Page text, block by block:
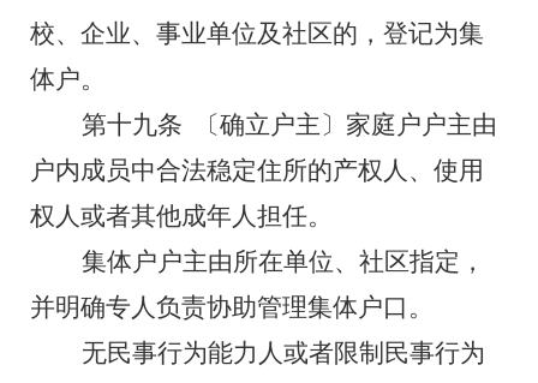
校、企业、事业单位及社区的，登记为集
体户。
第十九条
〔确立户主〕家庭户户主由
户内成员中合法稳定住所的产权人、使用
权人或者其他成年人担任。
集体户户主由所在单位、社区指定，
并明确专人负责协助管理集体户口。
无民事行为能力人或者限制民事行为